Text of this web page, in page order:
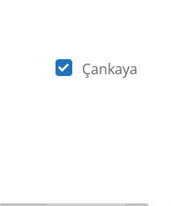
Çankaya